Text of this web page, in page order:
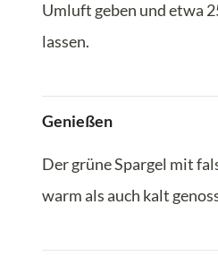
Umluft geben und etwa
lassen.
Genießen
Der grüne Spargel mit
warm als auch kalt